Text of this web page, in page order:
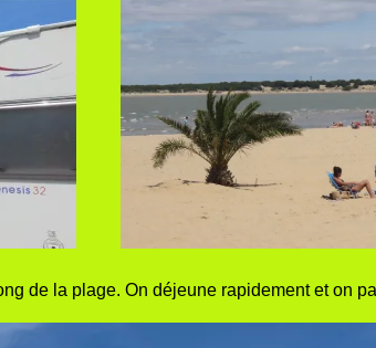
de la plage. On déjeune rapidement et on